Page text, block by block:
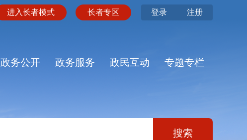
进入长者模式 长者专区 登录 注册
政务公开 政务服务 政民互动 专题专栏
搜索